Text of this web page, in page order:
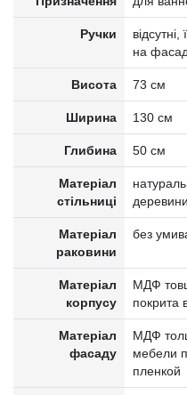
Ручки
на
Висота 73 см
Ширина 130 см
Глибина 50 см
Матеріал
стільниці
деревини
Матеріал
раковини
без
Матеріал
корпусу
МДФ
покрита
Матеріал
фасаду
МДФ
мебели
пленкой